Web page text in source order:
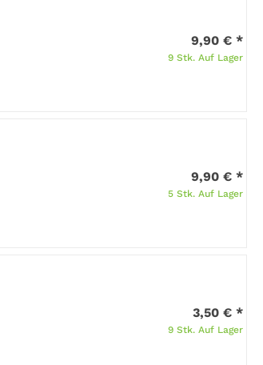
9,90 € *
9 Stk. Auf Lager
9,90 € *
5 Stk. Auf Lager
3,50 € *
9 Stk. Auf Lager